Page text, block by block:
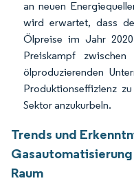
an neuen
wird erwartet, dass
Ölpreise im Jahr
Preiskampf
ölproduzierenden
Produktionseffizienz
Sektor anzukurbeln.
Trends und
Raum